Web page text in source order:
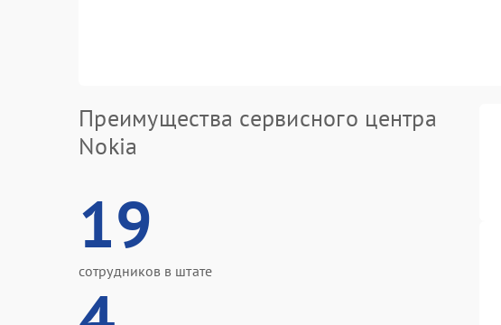
Преимущества сервисного центра
Nokia
19
сотрудников в штате